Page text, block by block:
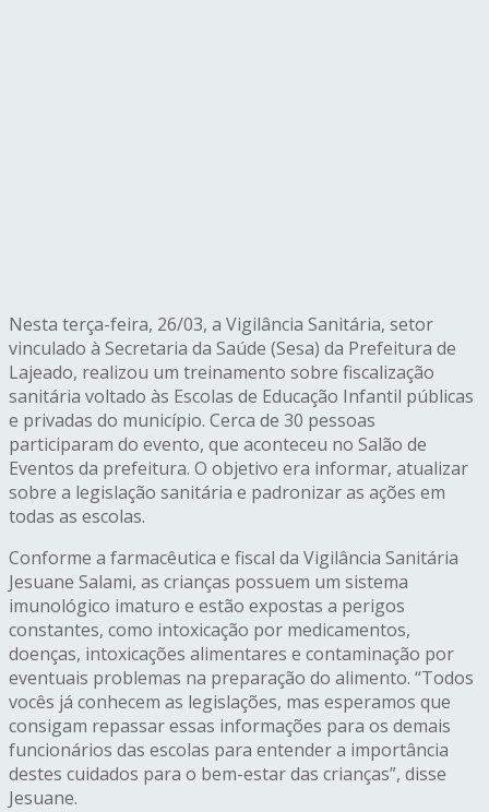
Nesta terça-feira, 26/03, a Vigilância Sanitária, setor
vinculado à Secretaria da Saúde (Sesa) da Prefeitura de
Lajeado, realizou um treinamento sobre fiscalização
sanitária voltado às Escolas de Educação Infantil públicas
e privadas do município. Cerca de 30 pessoas
participaram do evento, que aconteceu no Salão de
Eventos da prefeitura. O objetivo era informar, atualizar
sobre a legislação sanitária e padronizar as ações em
todas as escolas.
Conforme a farmacêutica e fiscal da Vigilância Sanitária
Jesuane Salami, as crianças possuem um sistema
imunológico imaturo e estão expostas a perigos
constantes, como intoxicação por medicamentos,
doenças, intoxicações alimentares e contaminação por
eventuais problemas na preparação do alimento. “Todos
vocês já conhecem as legislações, mas esperamos que
consigam repassar essas informações para os demais
funcionários das escolas para entender a importância
destes cuidados para o bem-estar das crianças”, disse
Jesuane.